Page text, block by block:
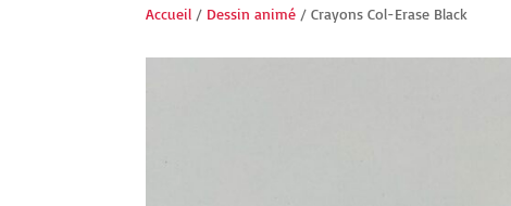
Accueil / Dessin animé / Crayons Col-Erase Black